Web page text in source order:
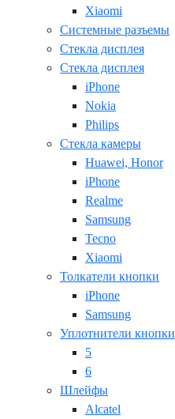
Xiaomi
Системные разъемы
Стекла дисплея
Стекла дисплея
iPhone
Nokia
Philips
Стекла камеры
Huawei, Honor
iPhone
Realme
Samsung
Tecno
Xiaomi
Толкатели кнопки
iPhone
Samsung
Уплотнители кнопки
5
6
Шлейфы
Alcatel